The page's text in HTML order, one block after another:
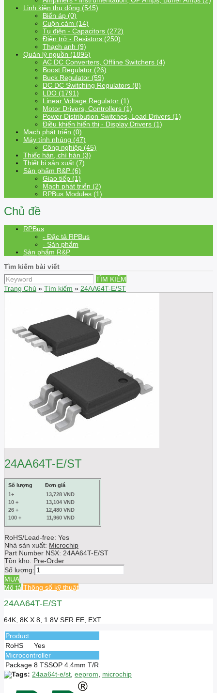
Linh kiện thụ động (545)
Biến áp (0)
Cuộn cảm (14)
Tụ điện - Capacitors (272)
Điện trở - Resistors (250)
Thạch anh (9)
Quản lý nguồn (1895)
AC DC Converters, Offline Switchers (4)
Boost Regulator (26)
Buck Regulator (59)
DC DC Switching Regulators (8)
LDO (1791)
Linear Voltage Regulator (1)
Motor Drivers, Controllers (1)
Power Distribution Switches, Load Drivers (1)
Điều khiển hiển thị - Display Drivers (1)
Mạch phát triển (0)
Máy tính nhúng (47)
Công nghiệp (45)
Thiếc hàn, chì hàn (3)
Thiết bị sản xuất (7)
Sản phẩm R&P (6)
Giao tiếp (1)
Mạch phát triển (2)
RPBus Modules (1)
Chủ đề
RPBus
- Đặc tả RPBus
- Sản phẩm
Sản phẩm R&P
Tìm kiếm bài viết
TÌM KIẾM
Trang Chủ » Tìm kiếm » 24AA64T-E/ST
24AA64T-E/ST
Số lượng
Đơn giá
1+
13,728 VND
10 +
13,104 VND
26 +
12,480 VND
100 +
11,960 VND
RoHS/Lead-free: Yes
Nhà sản xuất: Microchip
Part Number NSX: 24AA64T-E/ST
Tồn kho: Pre-Order
Số lượng:
MUA
Mô tả Thông số kỹ thuật
24AA64T-E/ST
64K, 8K X 8, 1.8V SER EE, EXT
Product
RoHS
Yes
Microcontroller
Package 8 TSSOP 4.4mm T/R
Tags: 24aa64t-e/st eeprom microchip